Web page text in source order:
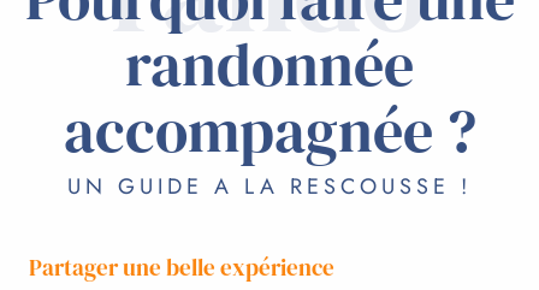
LES SÉJOURS RANDO
EN FAMILLE
randonnée
accompagnée ?
UN GUIDE A LA RESCOUSSE !
Partager une belle expérience